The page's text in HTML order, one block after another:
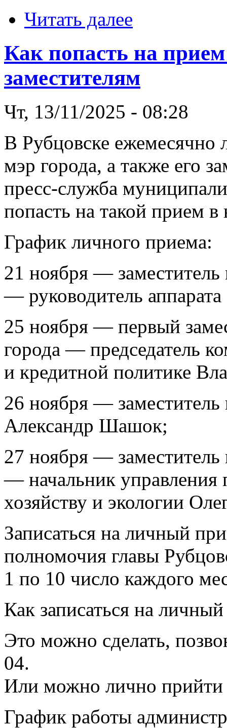
Читать далее
Как попасть на
заместителям
Чт, 13/11/2025 - 08:28
В Рубцовске ежемесячно
мэр города, а также его
пресс-служба
попасть на такой прием в
График личного приема:
21 ноября — заместитель
— руководитель
25 ноября — первый
города — председатель
и кредитной политике
26 ноября — заместитель
Александр Шашок;
27 ноября — заместитель
— начальник
хозяйству и экологии
Записаться на личный
полномочия главы
1 по 10 число каждого
Как записаться на
Это можно сделать,
04.
Или можно лично прийти
График работы